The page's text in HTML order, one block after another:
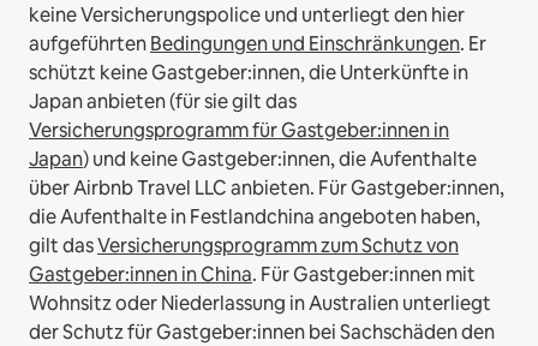
keine Versicherungspolice und unterliegt den hier
aufgeführtenBedingungen und Einschränkungen. Er
schützt keine Gastgeber:innen, die Unterkünfte in
Japan anbieten (für sie gilt das
Versicherungsprogramm für Gastgeber:innen in
Japan) und keine Gastgeber:innen, die Aufenthalte
über Airbnb Travel LLC anbieten. Für Gastgeber:innen,
die Aufenthalte in Festlandchina angeboten haben,
gilt dasVersicherungsprogramm zum Schutz von
Gastgeber:innen in China. Für Gastgeber:innen mit
Wohnsitz oder Niederlassung in Australien unterliegt
der Schutz für Gastgeber:innen bei Sachschäden den